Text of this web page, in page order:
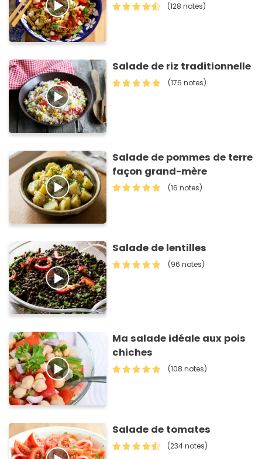
(128 notes)
Salade de riz traditionnelle
(176 notes)
Salade de pommes de terre
façon grand-mère
(16 notes)
Salade de lentilles
(96 notes)
Ma salade idéale aux pois
chiches
(108 notes)
Salade de tomates
(234 notes)